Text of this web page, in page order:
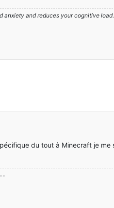
and reduces your cognitive
du tout à Minecraft je me